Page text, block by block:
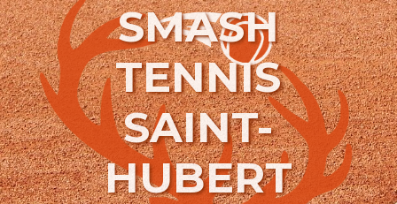
SMASH
TENNIS
SAINT-
HUBERT